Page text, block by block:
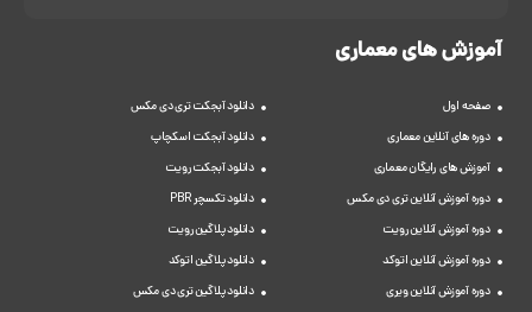
آموزش های معماری
صفحه اول
دوره های آنلاین معماری
آموزش های رایگان معماری
دوره آموزش آنلاین تری دی مکس
دوره آموزش آنلاین رویت
دوره آموزش آنلاین اتوکد
دوره آموزش آنلاین ویری
دانلود آبجکت تری دی مکس
دانلود آبجکت اسکچاپ
دانلود آبجکت رویت
دانلود تکسچر PBR
دانلود پلاگین رویت
دانلود پلاگین اتوکد
دانلود پلاگین تری دی مکس